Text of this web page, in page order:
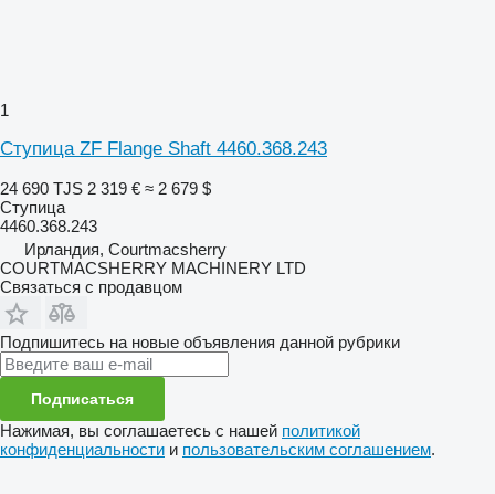
1
Ступица ZF Flange Shaft 4460.368.243
24 690 TJS 2 319 € ≈ 2 679 $
Ступица
4460.368.243
Ирландия, Courtmacsherry
COURTMACSHERRY MACHINERY LTD
Связаться с продавцом
Подпишитесь на новые объявления данной рубрики
Подписаться
Нажимая, вы соглашаетесь с нашей политикой
конфиденциальности и пользовательским соглашением.